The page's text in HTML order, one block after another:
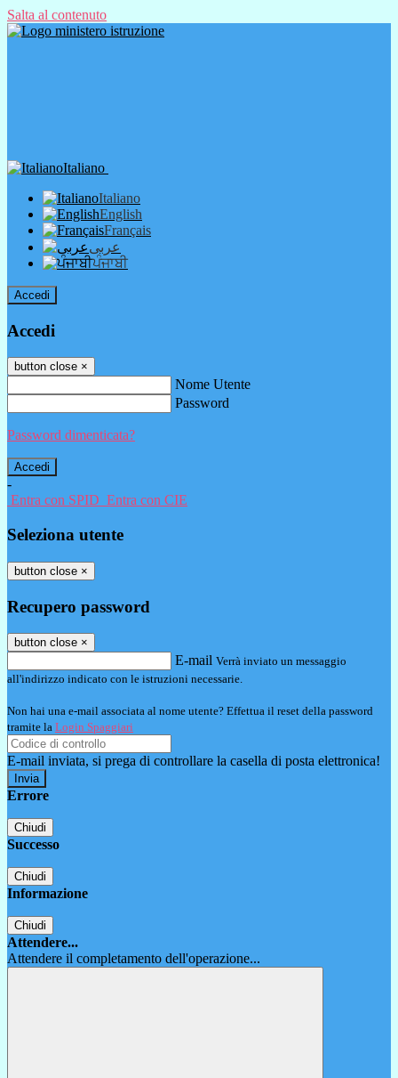
Salta al contenuto
Italiano
Italiano
English
Français
عربى
ਪੰਜਾਬੀ
Accedi
Accedi
button close ×
Nome Utente
Password
Password dimenticata?
-
Entra con SPID Entra con CIE
Seleziona utente
button close ×
Recupero password
button close ×
E-mail Verrà inviato un messaggio
all'indirizzo indicato con le istruzioni necessarie.
Non hai una e-mail associata al nome utente? Effettua il reset della password
tramite la Login Spaggiari
E-mail inviata, si prega di controllare la casella di posta elettronica!
Errore
Chiudi
Successo
Chiudi
Informazione
Chiudi
Attendere...
Attendere il completamento dell'operazione...